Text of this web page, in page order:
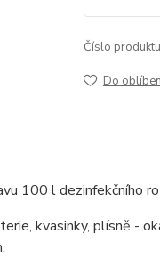
Číslo
Do
100 l dezinfekčního
kvasinky, plísně -